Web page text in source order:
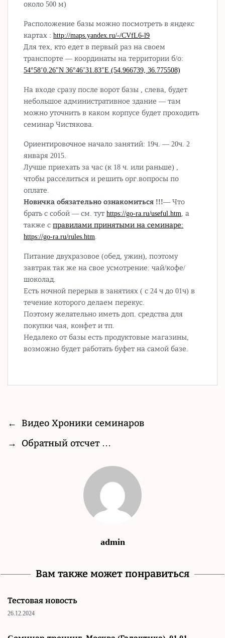
около 500 м)
Расположение базы можно посмотреть в яндекс
картах :http://maps.yandex.ru/-/CVfL6-l9
Для тех, кто едет в первый раз на своем
транспорте — координаты на территории б/о:
54°58’0.26″N 36°46’31.83″E (54.966739, 36.775508)
На входе сразу после ворот базы , слева, будет
небольшое административное здание — там
можно уточнить в каком корпусе будет проходить
семинар Чистякова.
Ориентировочное начало занятий: 19ч. — 20ч. 2
января 2015.
Лучше приехать за час (к 18 ч. или раньше) ,
чтобы расселиться и решить орг.вопросы по
оплате.
Новичка обязательно ознакомиться !!!— Что
брать с собой — см. тутhttps://go-ra.ru/useful.htm, а
также справилами принятыми на семинаре:
https://go-ra.ru/rules.htm.
Питание двухразовое (обед, ужин), поэтому
завтрак так же на свое усмотрение: чай/кофе/
шоколад.
Есть ночной перерыв в занятиях ( с 24 ч до 01ч) в
течение которого делаем перекус.
Поэтому желательно иметь доп. средства для
покупки чая, конфет и тп.
Недалеко от базы есть продуктовые магазины,
возможно будет работать буфет на самой базе.
←
Видео Хроники семинаров
→
Обратный отсчет …
admin
Вам также может понравиться
Тестовая новость
26.12.2024